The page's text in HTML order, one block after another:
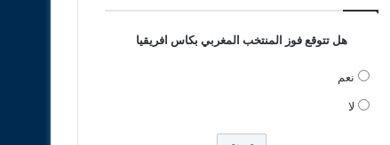
هل تتوقع فوز المنتخب المغربي بكاس افريقيا
نعم
لا